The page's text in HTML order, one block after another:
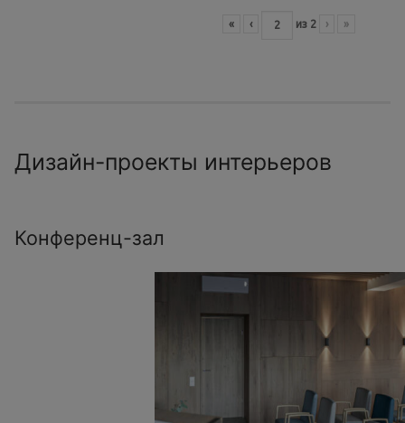
« ‹ из 2 › »
Дизайн-проекты интерьеров
Конференц-зал